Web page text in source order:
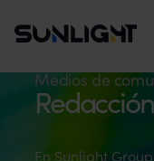
Sunlight Group
Medios de
Redacción
En Sunlight
Centro de